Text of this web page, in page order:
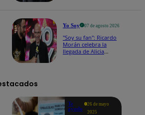
Yo Soy 07 de agosto 2026
"Soy su fan": Ricardo
Morán celebra la
llegada de Alicia
Te
ayudo
26 de mayo
2025